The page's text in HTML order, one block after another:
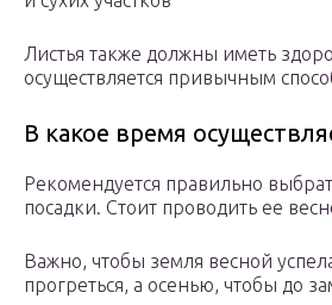
Листья также должны иметь
осуществляется привычным
В какое время
Рекомендуется правильно
посадки. Стоит проводить ее
Важно, чтобы земля весной
прогреться, а осенью, чтобы до